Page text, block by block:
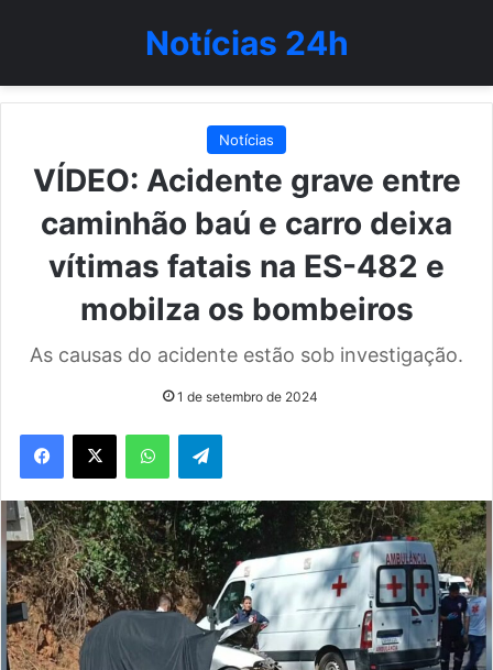
Notícias 24h
Notícias
VÍDEO: Acidente grave entre
caminhão baú e carro deixa
vítimas fatais na ES-482 e
mobilza os bombeiros
As causas do acidente estão sob investigação.
1 de setembro de 2024
WhatsAppTelegram